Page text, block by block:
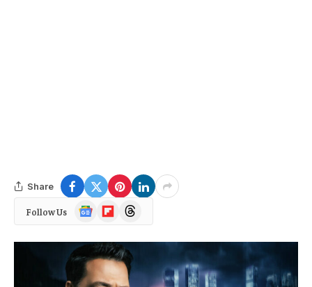
Share
Follow Us
Google
News
FlipboardThreads